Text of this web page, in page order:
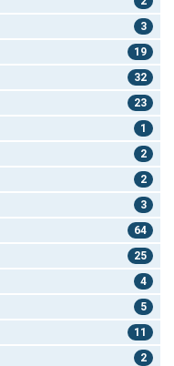
3
19
32
23
1
2
2
3
64
25
4
5
11
2